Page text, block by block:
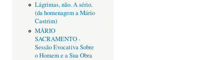
Lágrimas, não. A sério.
(da homenagem a Mário
Castrim)
MÁRIO
SACRAMENTO -
Sessão Evocativa Sobre
o Homem e a Sua Obra